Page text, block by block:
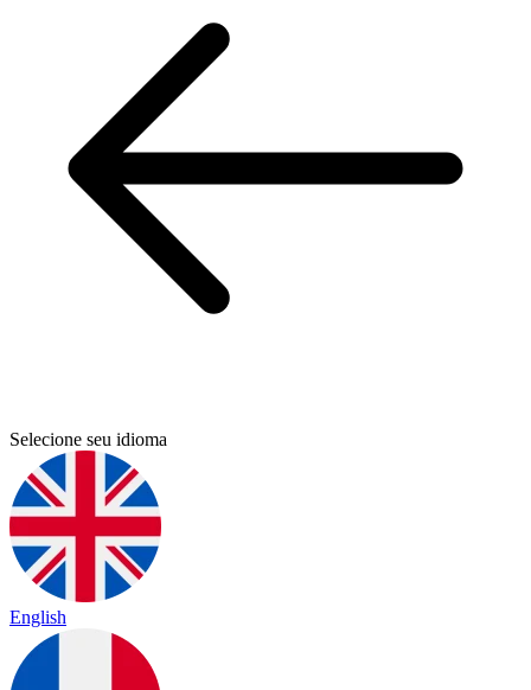
Selecione seu idioma
English